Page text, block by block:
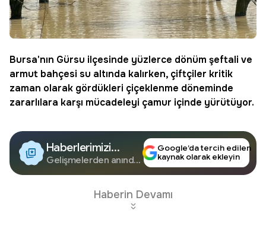
Bursa'nın Gürsu ilçesinde yüzlerce dönüm şeftali ve
armut bahçesi su altında kalırken, çiftçiler kritik
zaman olarak gördükleri çiçeklenme döneminde
zararlılara karşı mücadeleyi çamur içinde yürütüyor.
Haberlerimizi
Google'da Takip
Edin
Gelişmelerden anında
Google’da tercih edilen
kaynak olarak ekleyin
Haberin Devamı